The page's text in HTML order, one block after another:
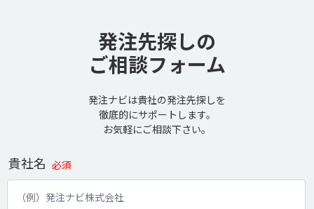
発注先探しの
ご相談フォーム
発注ナビは貴社の発注先探しを
徹底的にサポートします。
お気軽にご相談下さい。
貴社名 必須